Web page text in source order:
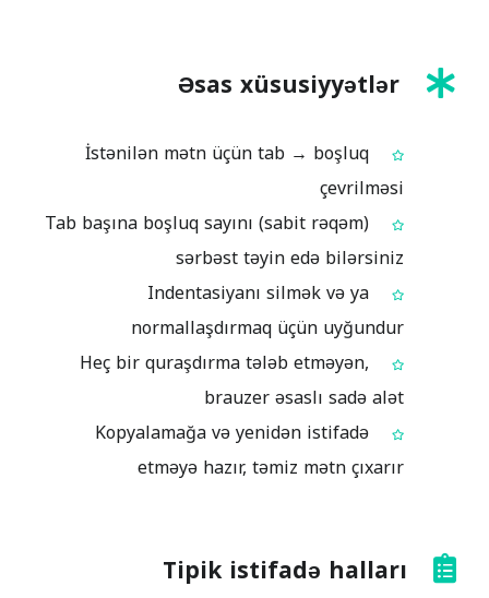
Əsas xüsusiyyətlər
İstənilən mətn üçün tab → boşluq
çevrilməsi
Tab başına boşluq sayını (sabit rəqəm)
sərbəst təyin edə bilərsiniz
Indentasiyanı silmək və ya
normallaşdırmaq üçün uyğundur
Heç bir quraşdırma tələb etməyən,
brauzer əsaslı sadə alət
Kopyalamağa və yenidən istifadə
etməyə hazır, təmiz mətn çıxarır
Tipik istifadə halları